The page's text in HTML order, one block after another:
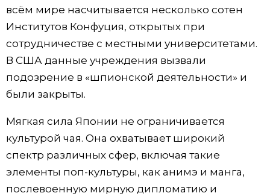
всём мире насчитывается несколько сотен
Институтов Конфуция, открытых при
сотрудничестве с местными университетами.
В США данные учреждения вызвали
подозрение в «шпионской деятельности» и
были закрыты.
Мягкая сила Японии не ограничивается
культурой чая. Она охватывает широкий
спектр различных сфер, включая такие
элементы поп-культуры, как анимэ и манга,
послевоенную мирную дипломатию и